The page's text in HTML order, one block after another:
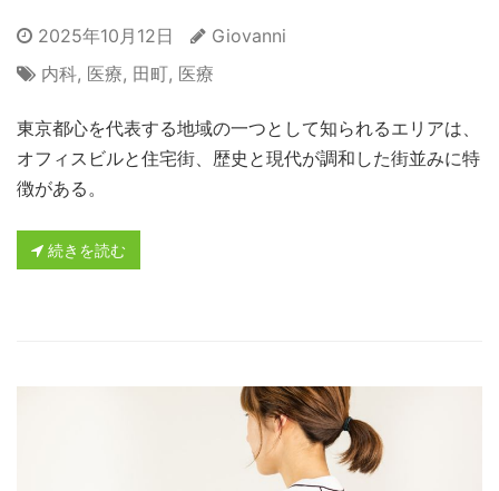
2025年10月12日
Giovanni
内科, 医療, 田町, 医療
東京都心を代表する地域の一つとして知られるエリアは、
オフィスビルと住宅街、歴史と現代が調和した街並みに特
徴がある。
続きを読む